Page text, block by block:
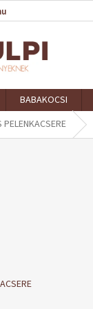
BABAKOCSI
PELENKACSERE